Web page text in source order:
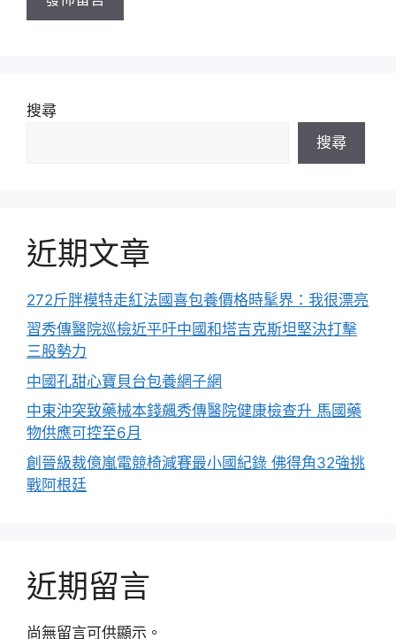
搜尋
搜尋
近期文章
272斤胖模特走紅法國喜包養價格時髦界：我很漂亮
習秀傳醫院巡檢近平吁中國和塔吉克斯坦堅決打擊
三股勢力
中國孔甜心寶貝台包養網子網
中東沖突致藥械本錢飆秀傳醫院健康檢查升 馬國藥
物供應可控至6月
創晉級裁億嵐電競椅減賽最小國紀錄 佛得角32強挑
戰阿根廷
近期留言
尚無留言可供顯示。